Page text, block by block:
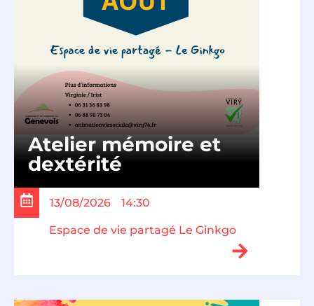
Atelier mémoire et
dextérité
13/08/2026 14:30
Espace de vie partagé Le Ginkgo